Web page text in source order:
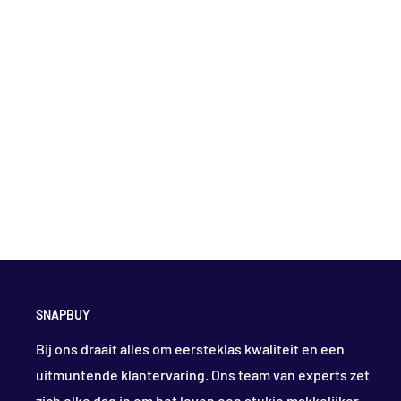
SNAPBUY
Bij ons draait alles om eersteklas kwaliteit en een
uitmuntende klantervaring. Ons team van experts zet